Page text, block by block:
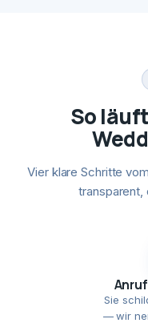
So
Vier klare Schritte
Sie
— wir